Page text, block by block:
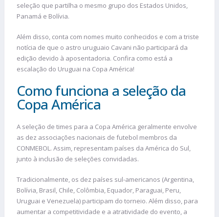
seleção que partilha o mesmo grupo dos Estados Unidos,
Panamá e Bolívia.
Além disso, conta com nomes muito conhecidos e com a triste
notícia de que o astro uruguaio Cavani não participará da
edição devido à aposentadoria. Confira como está a
escalação do Uruguai na Copa América!
Como funciona a seleção da
Copa América
A seleção de times para a Copa América geralmente envolve
as dez associações nacionais de futebol membros da
CONMEBOL. Assim, representam países da América do Sul,
junto à inclusão de seleções convidadas.
Tradicionalmente, os dez países sul-americanos (Argentina,
Bolívia, Brasil, Chile, Colômbia, Equador, Paraguai, Peru,
Uruguai e Venezuela) participam do torneio. Além disso, para
aumentar a competitividade e a atratividade do evento, a